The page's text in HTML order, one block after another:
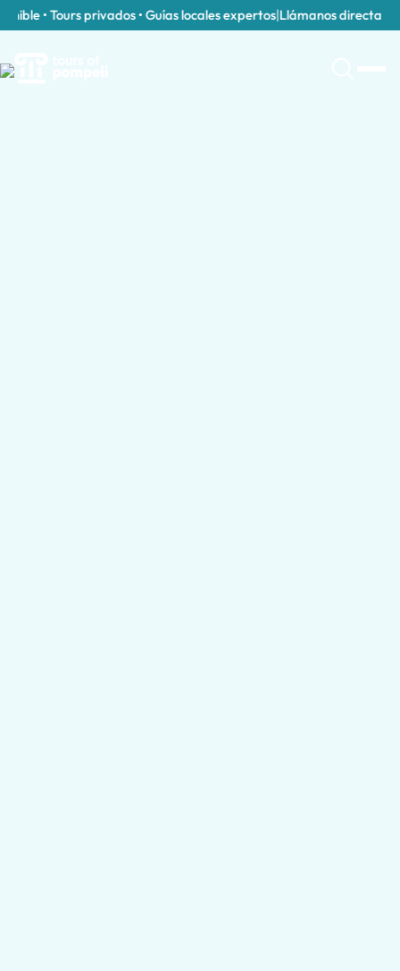
• Tours privados • Guías locales expertos|Llámanos